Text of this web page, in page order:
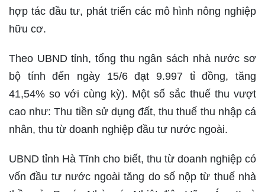
hợp tác đầu tư, phát triển các mô hình nông nghiệp
hữu cơ.
Theo UBND tỉnh, tổng thu ngân sách nhà nước sơ
bộ tính đến ngày 15/6 đạt 9.997 tỉ đồng, tăng
41,54% so với cùng kỳ). Một số sắc thuế thu vượt
cao như: Thu tiền sử dụng đất, thu thuế thu nhập cá
nhân, thu từ doanh nghiệp đầu tư nước ngoài.
UBND tỉnh Hà Tĩnh cho biết, thu từ doanh nghiệp có
vốn đầu tư nước ngoài tăng do số nộp từ thuế nhà